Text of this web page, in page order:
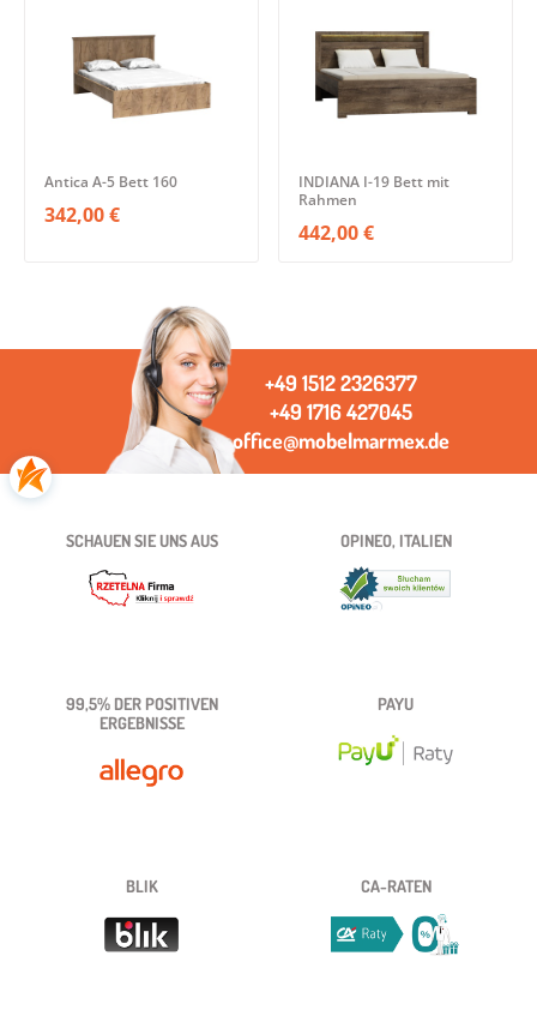
Antica A-5 Bett 160
342,00 €
INDIANA I-19 Bett mit
Rahmen
442,00 €
+49 1512 2326377
+49 1716 427045
office@mobelmarmex.de
SCHAUEN SIE UNS AUS OPINEO, ITALIEN
99,5% DER POSITIVEN
ERGEBNISSE
PAYU
BLIK CA-RATEN